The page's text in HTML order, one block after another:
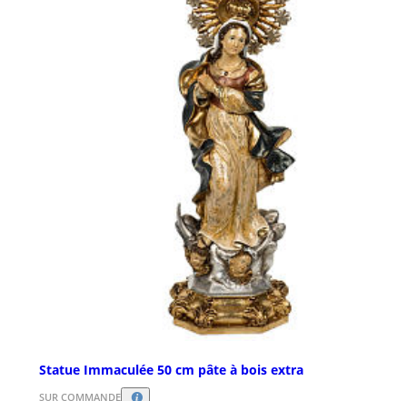
Statue Immaculée 50 cm pâte à bois extra
SUR COMMANDE